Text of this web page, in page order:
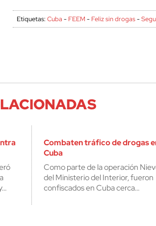
Etiquetas:Cuba - FEEM - Feliz sin drogas-
Combaten tráfico de drogas
Cuba
Como parte de la operación
del Ministerio del Interior, fueron
confiscados en Cuba cerca…